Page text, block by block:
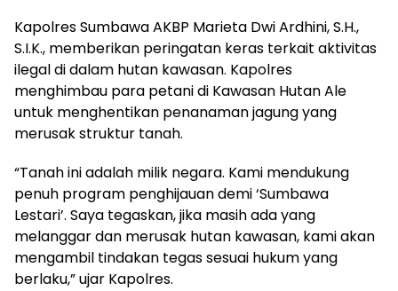
Kapolres Sumbawa AKBP Marieta Dwi Ardhini, S.H.,
S.I.K., memberikan peringatan keras terkait aktivitas
ilegal di dalam hutan kawasan. Kapolres
menghimbau para petani di Kawasan Hutan Ale
untuk menghentikan penanaman jagung yang
merusak struktur tanah.
“Tanah ini adalah milik negara. Kami mendukung
penuh program penghijauan demi ‘Sumbawa
Lestari’. Saya tegaskan, jika masih ada yang
melanggar dan merusak hutan kawasan, kami akan
mengambil tindakan tegas sesuai hukum yang
berlaku,” ujar Kapolres.